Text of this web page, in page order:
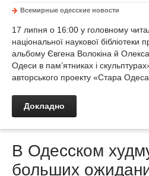
Всемирные одесские новости
17 липня о 16:00 у головному
національної наукової бібліотеки
альбому Євгена Волокіна й
Одеси в пам’ятниках і
авторського проекту «Стара
Докладно
В Одесском
больших